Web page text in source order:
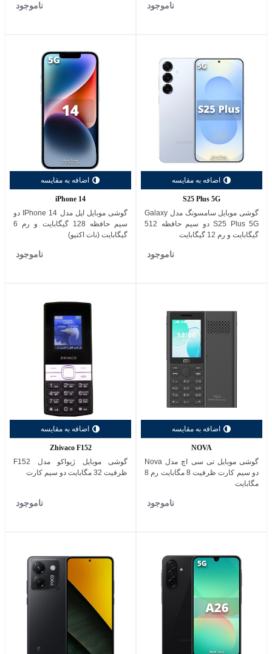
ناموجود ناموجود
اضافه به مقایسه
S25 Plus 5G
گوشی موبایل سامسونگ مدل Galaxy
S25 Plus 5G دو سیم حافظه 512
گیگابایت و رم 12 گیگابایت
ناموجود
اضافه به مقایسه
iPhone 14
گوشی موبایل اپل مدل IPhone 14 دو
سیم حافظه 128 گیگابایت و رم 6
گیگابایت (نات اکتیو)
ناموجود
اضافه به مقایسه
NOVA
گوشی موبایل تی سی اچ مدل Nova
دو سیم کارت ظرفیت 8 مگابایت رم 8
مگابایت
ناموجود
اضافه به مقایسه
Zhivaco F152
گوشی موبایل ژیواکو مدل F152
ظرفیت 32 مگابایت دو سیم کارت
ناموجود